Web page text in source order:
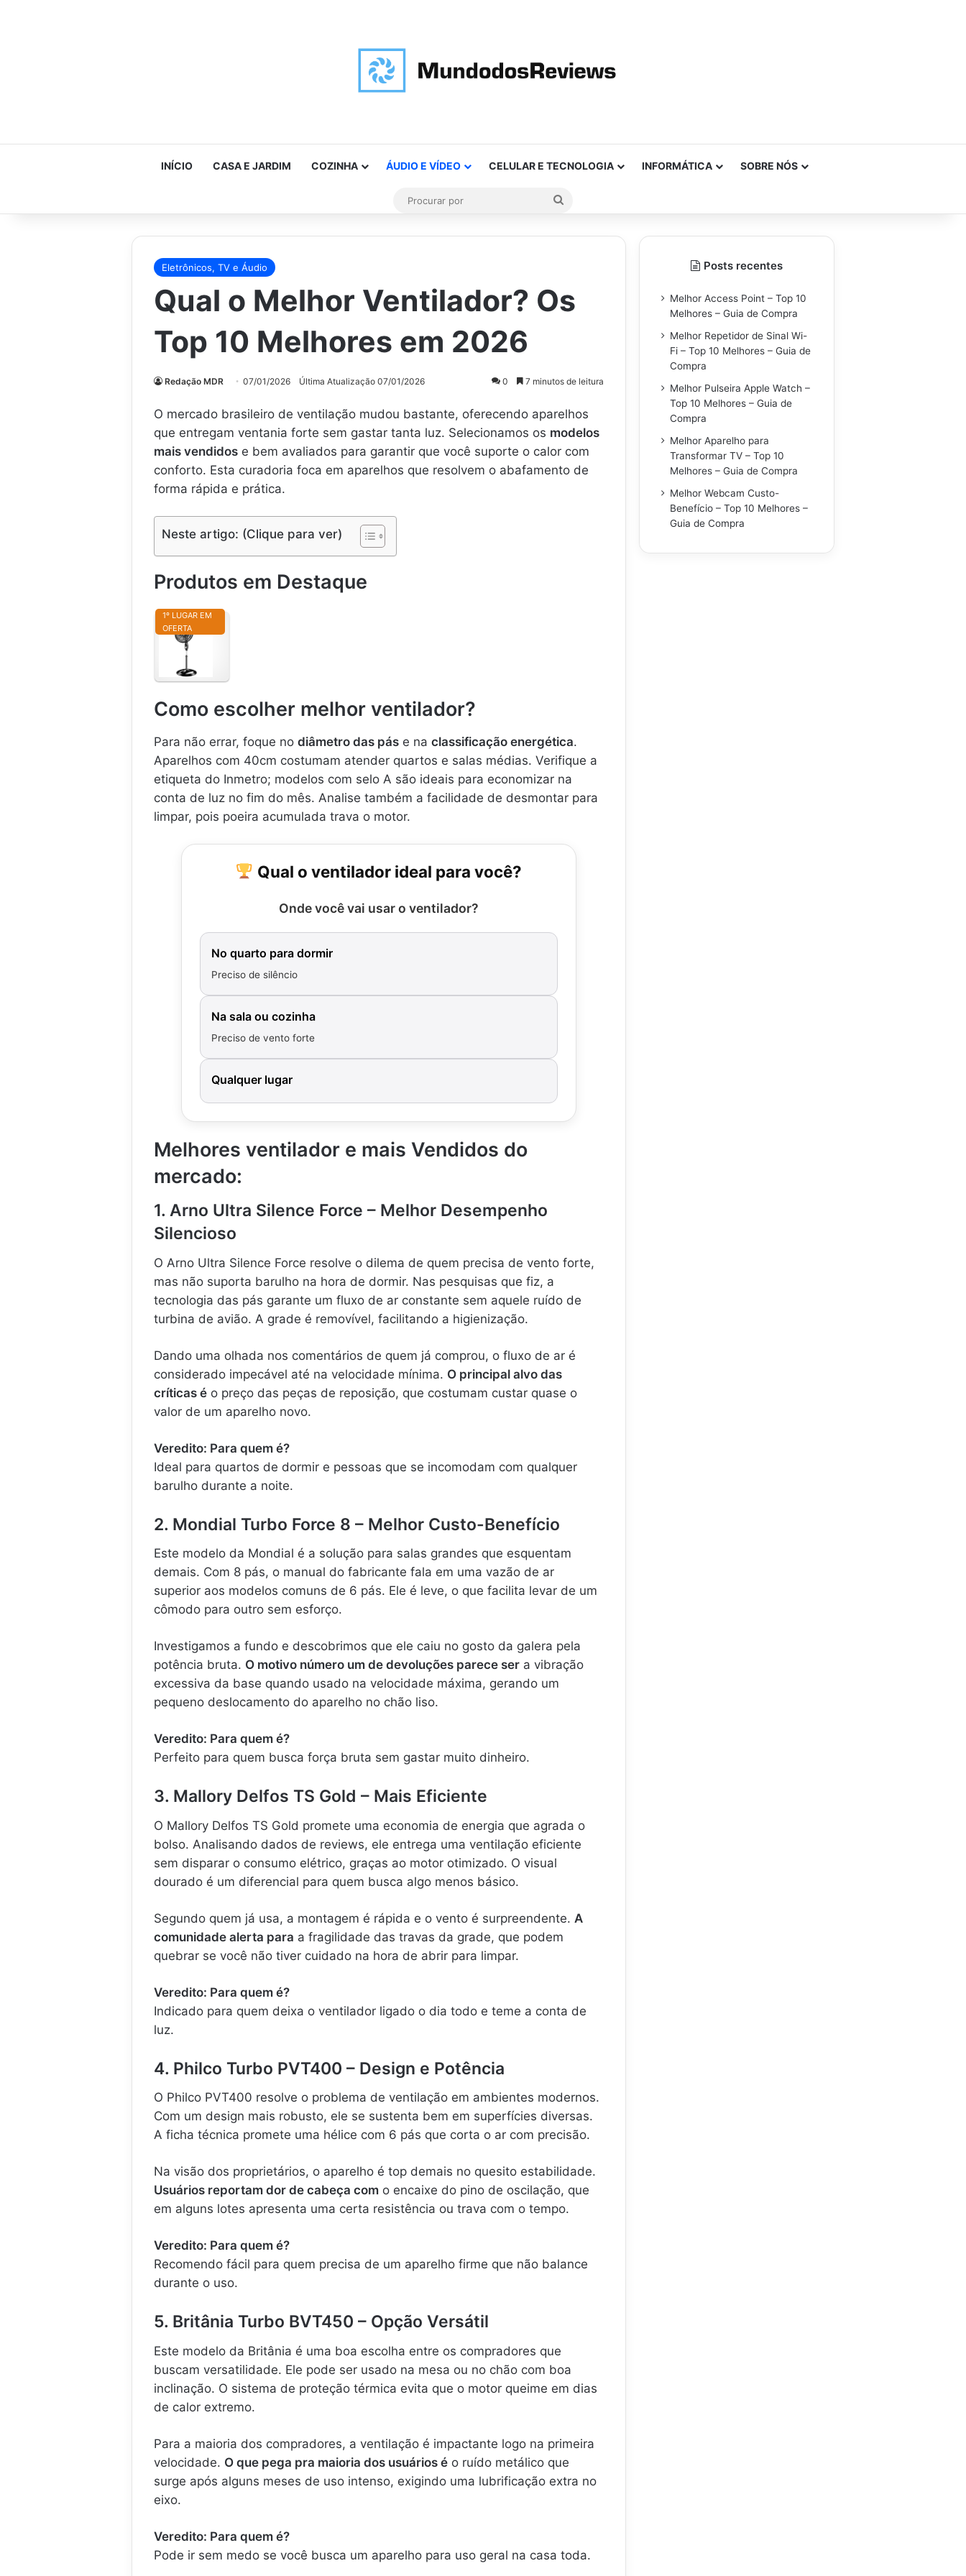
INÍCIO CASA E JARDIM COZINHA ÁUDIO E VÍDEO CELULAR E TECNOLOGIA INFORMÁTICA SOBRE NÓS
Eletrônicos, TV e Áudio
Qual o Melhor Ventilador? Os
Top 10 Melhores em 2026
Redação MDR 07/01/2026 Última Atualização 07/01/2026 0 7 minutos de leitura
O mercado brasileiro de ventilação mudou bastante, oferecendo aparelhos
que entregam ventania forte sem gastar tanta luz. Selecionamos os modelos
mais vendidos e bem avaliados para garantir que você suporte o calor com
conforto. Esta curadoria foca em aparelhos que resolvem o abafamento de
forma rápida e prática.
Neste artigo: (Clique para ver)
Produtos em Destaque
1º LUGAR EM
OFERTA
M
D
A
V
n
t
i
a
u
a
4
c
m
r
,
.
.
Como escolher melhor ventilador?
Para não errar, foque no diâmetro das pás e na classificação energética.
Aparelhos com 40cm costumam atender quartos e salas médias. Verifique a
etiqueta do Inmetro; modelos com selo A são ideais para economizar na
conta de luz no fim do mês. Analise também a facilidade de desmontar para
limpar, pois poeira acumulada trava o motor.
Qual o ventilador ideal para você?
Onde você vai usar o ventilador?
No quarto para dormir
Preciso de silêncio
Na sala ou cozinha
Preciso de vento forte
Qualquer lugar
Melhores ventilador e mais Vendidos do
mercado:
1. Arno Ultra Silence Force – Melhor Desempenho
Silencioso
O Arno Ultra Silence Force resolve o dilema de quem precisa de vento forte,
mas não suporta barulho na hora de dormir. Nas pesquisas que fiz, a
tecnologia das pás garante um fluxo de ar constante sem aquele ruído de
turbina de avião. A grade é removível, facilitando a higienização.
Dando uma olhada nos comentários de quem já comprou, o fluxo de ar é
considerado impecável até na velocidade mínima. O principal alvo das
críticas é o preço das peças de reposição, que costumam custar quase o
valor de um aparelho novo.
Veredito: Para quem é?
Ideal para quartos de dormir e pessoas que se incomodam com qualquer
barulho durante a noite.
2. Mondial Turbo Force 8 – Melhor Custo-Benefício
Este modelo da Mondial é a solução para salas grandes que esquentam
demais. Com 8 pás, o manual do fabricante fala em uma vazão de ar
superior aos modelos comuns de 6 pás. Ele é leve, o que facilita levar de um
cômodo para outro sem esforço.
Investigamos a fundo e descobrimos que ele caiu no gosto da galera pela
potência bruta. O motivo número um de devoluções parece ser a vibração
excessiva da base quando usado na velocidade máxima, gerando um
pequeno deslocamento do aparelho no chão liso.
Veredito: Para quem é?
Perfeito para quem busca força bruta sem gastar muito dinheiro.
3. Mallory Delfos TS Gold – Mais Eficiente
O Mallory Delfos TS Gold promete uma economia de energia que agrada o
bolso. Analisando dados de reviews, ele entrega uma ventilação eficiente
sem disparar o consumo elétrico, graças ao motor otimizado. O visual
dourado é um diferencial para quem busca algo menos básico.
Segundo quem já usa, a montagem é rápida e o vento é surpreendente. A
comunidade alerta para a fragilidade das travas da grade, que podem
quebrar se você não tiver cuidado na hora de abrir para limpar.
Veredito: Para quem é?
Indicado para quem deixa o ventilador ligado o dia todo e teme a conta de
luz.
4. Philco Turbo PVT400 – Design e Potência
O Philco PVT400 resolve o problema de ventilação em ambientes modernos.
Com um design mais robusto, ele se sustenta bem em superfícies diversas.
A ficha técnica promete uma hélice com 6 pás que corta o ar com precisão.
Na visão dos proprietários, o aparelho é top demais no quesito estabilidade.
Usuários reportam dor de cabeça com o encaixe do pino de oscilação, que
em alguns lotes apresenta uma certa resistência ou trava com o tempo.
Veredito: Para quem é?
Recomendo fácil para quem precisa de um aparelho firme que não balance
durante o uso.
5. Britânia Turbo BVT450 – Opção Versátil
Este modelo da Britânia é uma boa escolha entre os compradores que
buscam versatilidade. Ele pode ser usado na mesa ou no chão com boa
inclinação. O sistema de proteção térmica evita que o motor queime em dias
de calor extremo.
Para a maioria dos compradores, a ventilação é impactante logo na primeira
velocidade. O que pega pra maioria dos usuários é o ruído metálico que
surge após alguns meses de uso intenso, exigindo uma lubrificação extra no
eixo.
Veredito: Para quem é?
Pode ir sem medo se você busca um aparelho para uso geral na casa toda.
Posts recentes
Melhor Access Point – Top 10
Melhores – Guia de Compra
Melhor Repetidor de Sinal Wi-
Fi – Top 10 Melhores – Guia de
Compra
Melhor Pulseira Apple Watch –
Top 10 Melhores – Guia de
Compra
Melhor Aparelho para
Transformar TV – Top 10
Melhores – Guia de Compra
Melhor Webcam Custo-
Benefício – Top 10 Melhores –
Guia de Compra